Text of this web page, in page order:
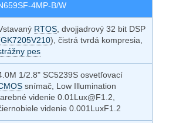
4MP-B/W
RTOS , dvojjadrový 32 bit DSP
GK7205V210), čistrá tvrdá kompresia,
pes
1/2.8" SC5239S osvetľovací
snímač, Low Illumination
videnie 0.01Lux@F1.2,
videnie 0.001LuxF1.2